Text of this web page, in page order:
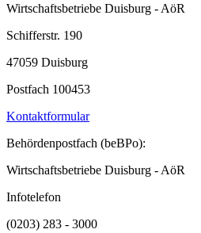
Wirtschaftsbetriebe Duisburg - AöR
Schifferstr. 190
47059 Duisburg
Postfach 100453
Kontaktformular
Behördenpostfach (beBPo):
Wirtschaftsbetriebe Duisburg - AöR
Infotelefon
(0203) 283 - 3000